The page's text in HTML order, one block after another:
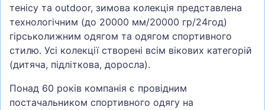
тенісу та outdoor, зимова колекція представлена
технологічним (до 20000 мм/20000 гр/24год)
гірськолижним одягом та одягом спортивного
стилю. Усі колекції створені всім вікових категорій
(дитяча, підліткова, доросла).
Понад 60 років компанія є провідним
постачальником спортивного одягу на